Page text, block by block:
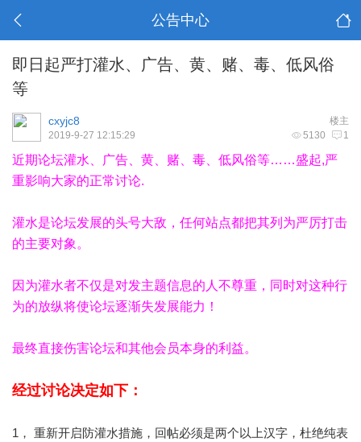
公告中心
即日起严打灌水、广告、黄、赌、毒、低风俗
等
楼主
cxyjc8
5130 1
2019-9-27 12:15:29
近期论坛灌水、广告、黄、赌、毒、低风俗等……盛起,严
重影响大家的正常讨论.
灌水是论坛发展的头号大敌，任何站点都把其列为严厉打击
的主要对象。
因为灌水者不仅是对发主题信息的人不尊重，同时对这种行
为的放纵将使论坛逐渐失发展能力！
最终直接伤害论坛和其他会员本身的利益。
经过讨论决定如下：
1， 重新开启防灌水措施，回帖必须是两个以上汉字，杜绝纯表